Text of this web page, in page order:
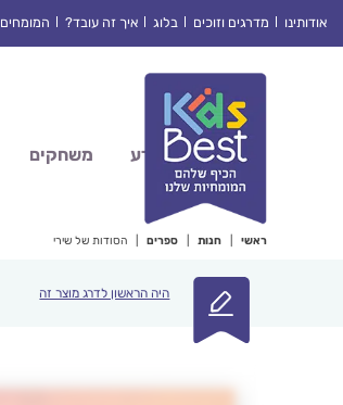
אודותינו מדרגים וזוכים בלוג איך זה עובד? המומחים
מדע משחקים
ראשי חנות ספרים הסודות של שירי
היה הראשון לדרג מוצר זה